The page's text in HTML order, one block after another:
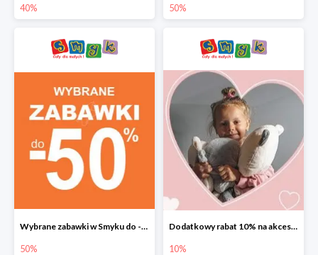
40% 50%
Wybrane zabawki w Smyku do -50%
50%
Dodatkowy rabat 10% na akcesoria dziecięce
10%